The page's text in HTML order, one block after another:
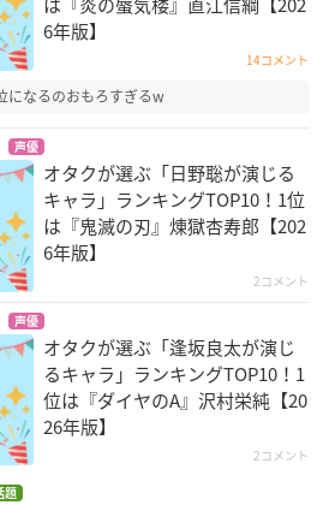
6年版】
14コメント
になるのおもろすぎるw
声優
オタクが選ぶ「日野聡が演じる
キャラ」ランキングTOP10！1位
は『鬼滅の刃』煉󠄁獄杏寿郎【202
6年版】
2コメント
声優
オタクが選ぶ「逢坂良太が演じ
るキャラ」ランキングTOP10！1
位は『ダイヤのA』沢村栄純【20
26年版】
2コメント
題